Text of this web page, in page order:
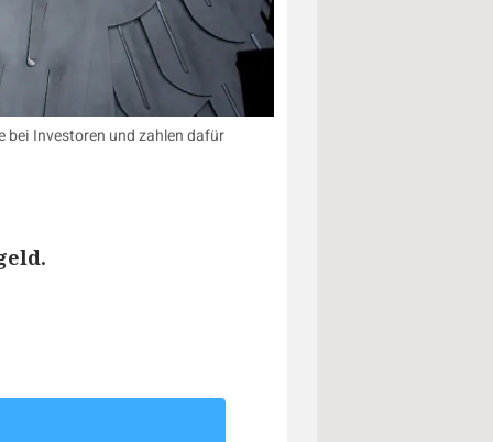
bei Investoren und zahlen dafür